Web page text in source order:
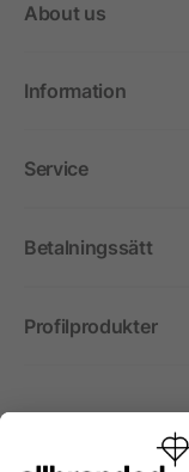
About us
Information
Service
Betalningssätt
Profilprodukter